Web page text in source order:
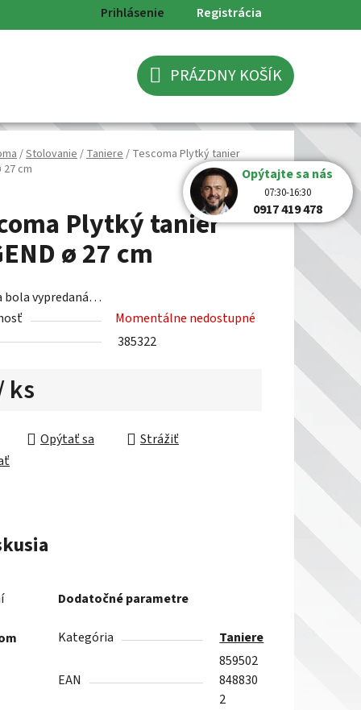
Prihlásenie Registrácia
NÁKUPNÝ
KOŠÍK
PRÁZDNY KOŠÍK
/Stolovanie/Taniere/ Tescoma Plytký tanier
27 cm
Plytký tanier
ø 27 cm
bola vypredaná…
Momentálne nedostupné
385322
ks
Opýtať sa
Strážiť
Dodatočné parametre
Kategória Taniere
EAN
859502
848830
2
Opýtajte sa nás
07:30-16:30
0917 419 478